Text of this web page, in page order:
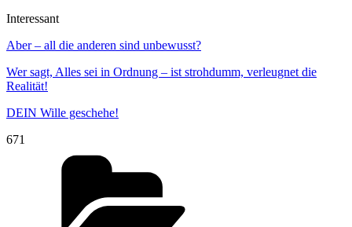
Interessant
Aber – all die anderen sind unbewusst?
Wer sagt, Alles sei in Ordnung – ist strohdumm, verleugnet die
Realität!
DEIN Wille geschehe!
671